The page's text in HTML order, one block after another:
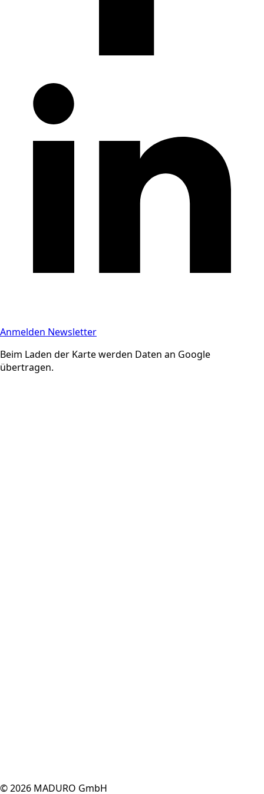
Anmelden Newsletter
Beim Laden der Karte werden Daten an Google
übertragen.
© 2026 MADURO GmbH